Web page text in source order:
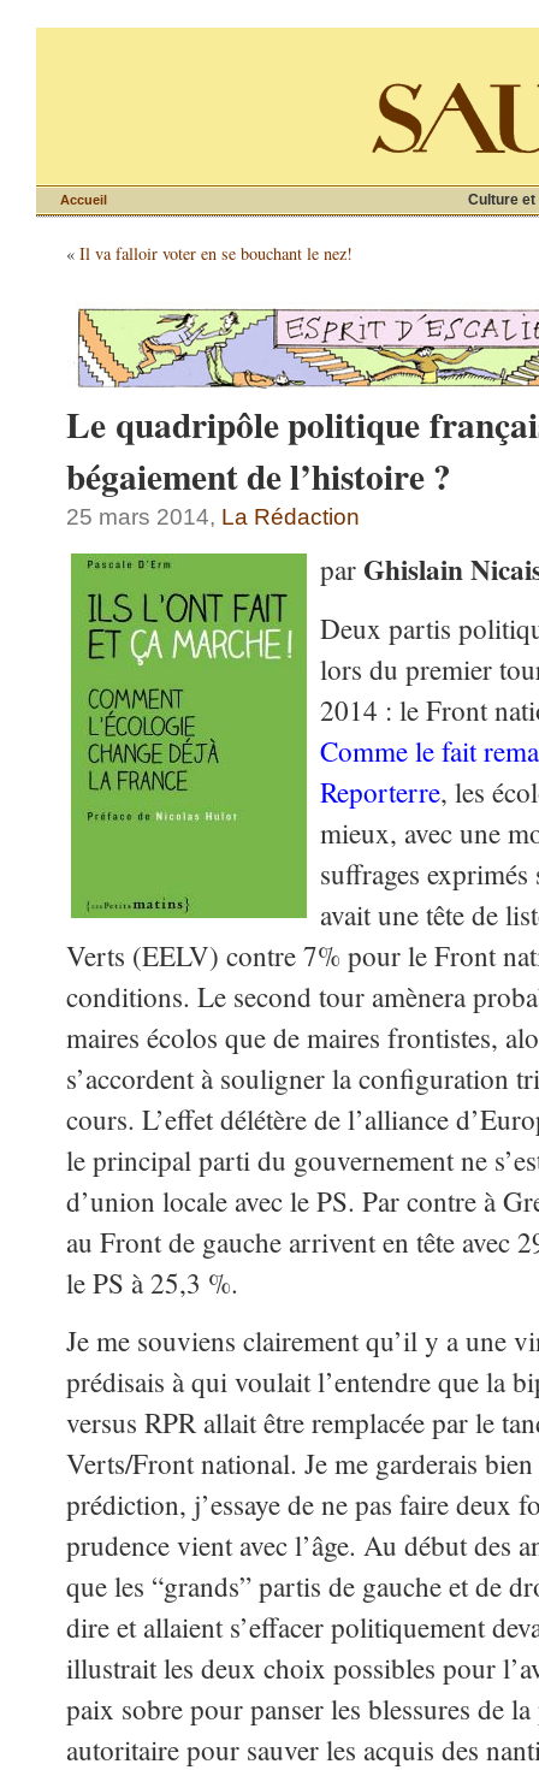
Culture et
Accueil
« Il va falloir voter en se bouchant le nez!
Le quadripôle politique
bégaiement de l’histoire ?
25 mars 2014, La Rédaction
parGhislain
Deux partis
lors du premier
2014 : le Front
Comme le fait
Reporterre, les
mieux, avec une
suffrages
avait une tête de
Verts (EELV) contre 7% pour le Front
conditions. Le second tour amènera
maires écolos que de maires frontistes,
s’accordent à souligner la configuration
cours. L’effet délétère de l’alliance
le principal parti du gouvernement ne
d’union locale avec le PS. Par contre à
au Front de gauche arrivent en tête avec
le PS à 25,3 %.
Je me souviens clairement qu’il y a une
prédisais à qui voulait l’entendre que la
versus RPR allait être remplacée par le
Verts/Front national. Je me garderais
prédiction, j’essaye de ne pas faire deux
prudence vient avec l’âge. Au début des
que les “grands” partis de gauche et de
dire et allaient s’effacer politiquement
illustrait les deux choix possibles pour
paix sobre pour panser les blessures de
autoritaire pour sauver les acquis des